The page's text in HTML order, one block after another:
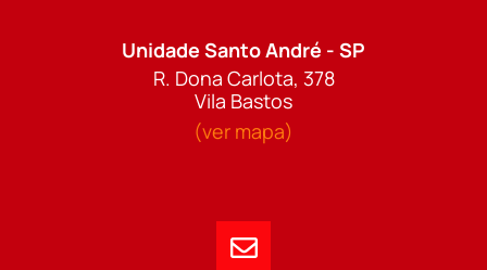
Unidade Santo André - SP
R. Dona Carlota, 378
Vila Bastos
(ver mapa)